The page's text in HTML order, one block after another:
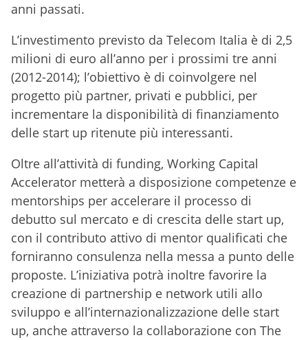
anni passati.
L’investimento previsto da Telecom Italia è di 2,5
milioni di euro all’anno per i prossimi tre anni
(2012-2014); l’obiettivo è di coinvolgere nel
progetto più partner, privati e pubblici, per
incrementare la disponibilità di finanziamento
delle start up ritenute più interessanti.
Oltre all’attività di funding, Working Capital
Accelerator metterà a disposizione competenze e
mentorships per accelerare il processo di
debutto sul mercato e di crescita delle start up,
con il contributo attivo di mentor qualificati che
forniranno consulenza nella messa a punto delle
proposte. L’iniziativa potrà inoltre favorire la
creazione di partnership e network utili allo
sviluppo e all’internazionalizzazione delle start
up, anche attraverso la collaborazione con The